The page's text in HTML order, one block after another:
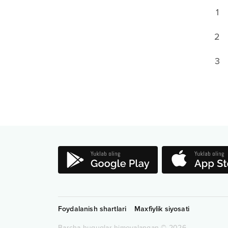
1
2
3
Foydalanish shartlari Maxfiylik siyosati